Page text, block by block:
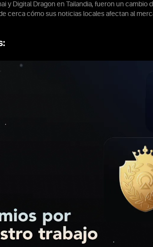
y Digital Dragon en Tailandia, fueron un cambio
cerca cómo sus noticias locales afectan al